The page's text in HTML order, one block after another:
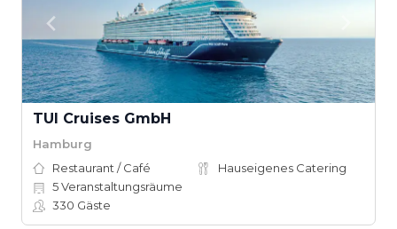
TUI Cruises GmbH
Hamburg
Restaurant / Café
Hauseigenes Catering
5Veranstaltungsräume
330 Gäste